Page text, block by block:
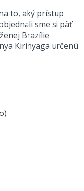
to, aký prístup
sme si päť
Brazílie
Kirinyaga určenú